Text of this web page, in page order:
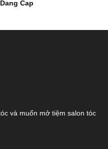
và muốn mở tiệm salon tóc